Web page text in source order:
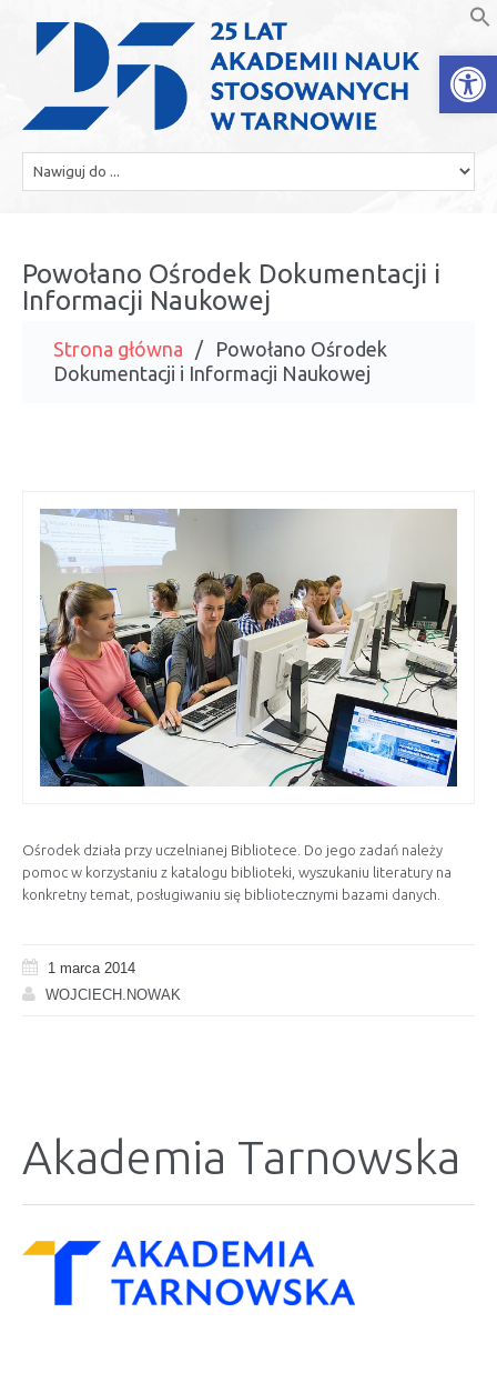
Powołano Ośrodek Dokumentacji i
Informacji Naukowej
Strona główna
Powołano Ośrodek
Dokumentacji i Informacji Naukowej
Ośrodek działa przy uczelnianej Bibliotece. Do jego zadań należy
pomoc w korzystaniu z katalogu biblioteki, wyszukaniu literatury na
konkretny temat, posługiwaniu się bibliotecznymi bazami danych.
1 marca 2014
WOJCIECH.NOWAK
Akademia Tarnowska